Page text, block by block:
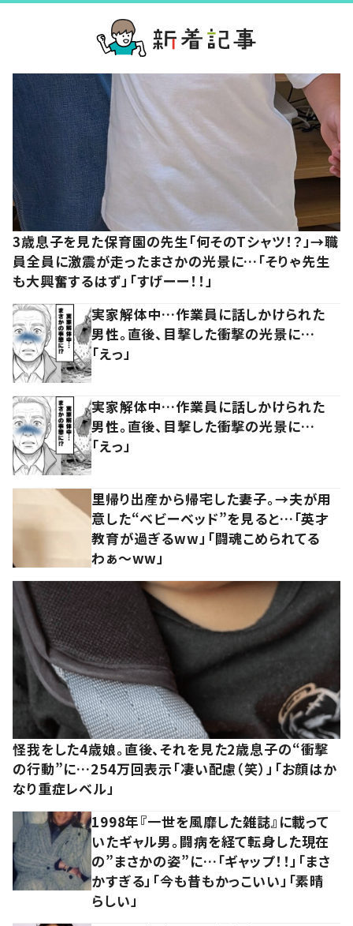
3歳息子を見た保育園の先生「何そのTシャツ！？」→職
員全員に激震が走ったまさかの光景に…「そりゃ先生
も大興奮するはず」「すげーー！！」
実家解体中…作業員に話しかけられた
男性。直後、目撃した衝撃の光景に…
「えっ」
実家解体中…作業員に話しかけられた
男性。直後、目撃した衝撃の光景に…
「えっ」
里帰り出産から帰宅した妻子。→夫が用
意した“ベビーベッド”を見ると…「英才
教育が過ぎるww」「闘魂こめられてる
わぁ～ww」
怪我をした4歳娘。直後、それを見た2歳息子の“衝撃
の行動”に…254万回表示「凄い配慮（笑）」「お顔はか
なり重症レベル」
1998年『一世を風靡した雑誌』に載って
いたギャル男。闘病を経て転身した現在
の”まさかの姿”に…「ギャップ！！」「まさ
かすぎる」「今も昔もかっこいい」「素晴
らしい」